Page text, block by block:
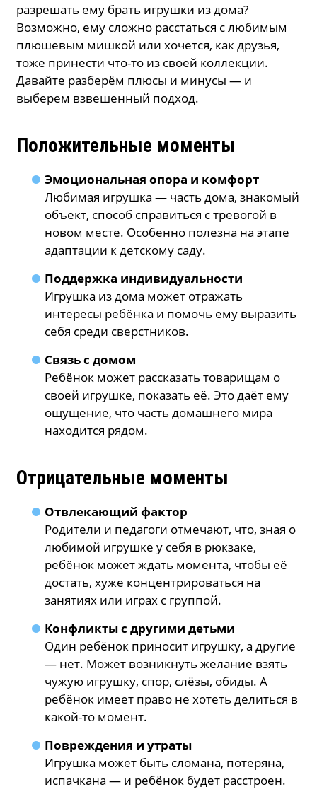
разрешать ему брать игрушки из дома?
Возможно, ему сложно расстаться с любимым
плюшевым мишкой или хочется, как друзья,
тоже принести что-то из своей коллекции.
Давайте разберём плюсы и минусы — и
выберем взвешенный подход.
Положительные моменты
Эмоциональная опора и комфорт
Любимая игрушка — часть дома, знакомый
объект, способ справиться с тревогой в
новом месте. Особенно полезна на этапе
адаптации к детскому саду.
Поддержка индивидуальности
Игрушка из дома может отражать
интересы ребёнка и помочь ему выразить
себя среди сверстников.
Связь с домом
Ребёнок может рассказать товарищам о
своей игрушке, показать её. Это даёт ему
ощущение, что часть домашнего мира
находится рядом.
Отрицательные моменты
Отвлекающий фактор
Родители и педагоги отмечают, что, зная о
любимой игрушке у себя в рюкзаке,
ребёнок может ждать момента, чтобы её
достать, хуже концентрироваться на
занятиях или играх с группой.
Конфликты с другими детьми
Один ребёнок приносит игрушку, а другие
— нет. Может возникнуть желание взять
чужую игрушку, спор, слёзы, обиды. А
ребёнок имеет право не хотеть делиться в
какой-то момент.
Повреждения и утраты
Игрушка может быть сломана, потеряна,
испачкана — и ребёнок будет расстроен.